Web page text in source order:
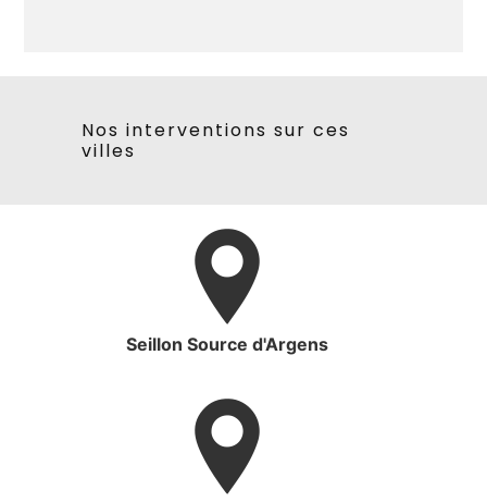
Nos interventions sur ces
villes
Seillon Source d'Argens